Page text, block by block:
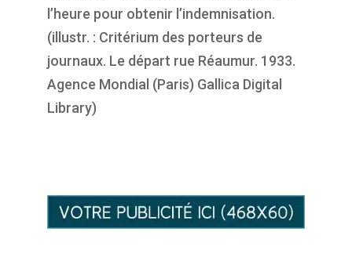
l’heure pour obtenir l’indemnisation.
(illustr. : Critérium des porteurs de
journaux. Le départ rue Réaumur. 1933.
Agence Mondial (Paris) Gallica Digital
Library)